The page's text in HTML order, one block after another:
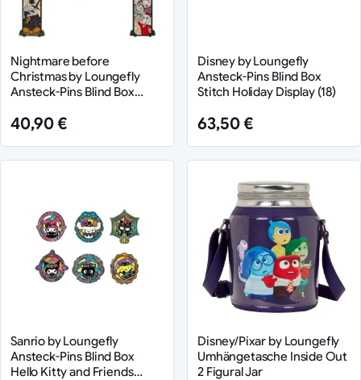
Nightmare before
Christmas by Loungefly
Ansteck-Pins Blind Box
40,90 €
Disney by Loungefly
Ansteck-Pins Blind Box
Stitch Holiday Display (18)
63,50 €
Sanrio by Loungefly
Ansteck-Pins Blind Box
Hello Kitty and Friends
Disney/Pixar by Loungefly
Umhängetasche Inside Out
2 Figural Jar